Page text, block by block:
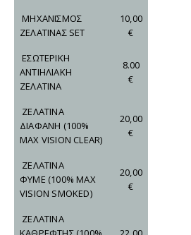
ΜΗΧΑΝΙΣΜΟΣ
ΖΕΛΑΤΙΝΑΣ SET
10,00
€
ΕΣΩΤΕΡΙΚΗ
ΑΝΤΙΗΛΙΑΚΗ
ΖΕΛΑΤΙΝΑ
8.00
€
ΖΕΛΑΤΙΝΑ
ΔΙΑΦΑΝΗ (100%
MAX VISION CLEAR)
20,00
€
ΖΕΛΑΤΙΝΑ
ΦΥΜΕ (100% MAX
VISION SMOKED)
20,00
€
ΖΕΛΑΤΙΝΑ